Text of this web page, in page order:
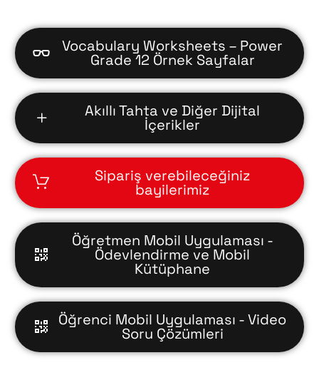
Vocabulary Worksheets – Power
Grade 12 Örnek Sayfalar
Akıllı Tahta ve Diğer Dijital
İçerikler
Sipariş verebileceğiniz
bayilerimiz
Öğretmen Mobil Uygulaması -
Ödevlendirme ve Mobil
Kütüphane
Öğrenci Mobil Uygulaması - Video
Soru Çözümleri